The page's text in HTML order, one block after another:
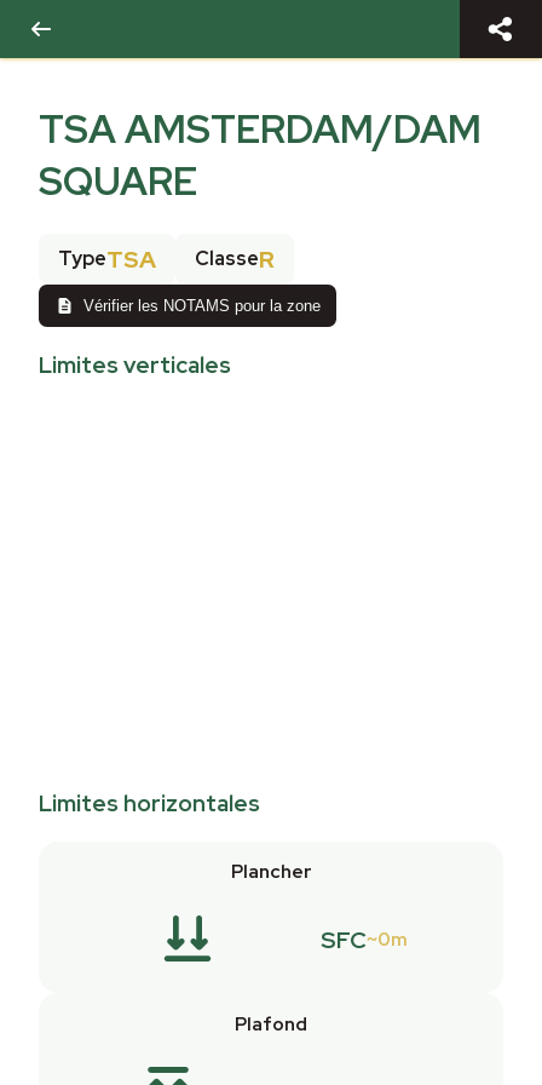
TSA AMSTERDAM/DAM
SQUARE
TypeTSA ClasseR
Vérifier les NOTAMS pour la zone
Limites verticales
Limites horizontales
Plancher
SFC 0m
Plafond